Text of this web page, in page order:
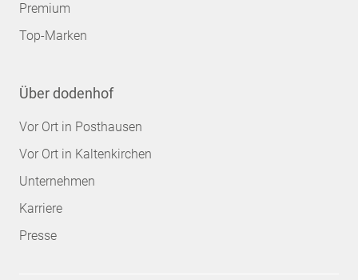
Premium
Top-Marken
Über dodenhof
Vor Ort in Posthausen
Vor Ort in Kaltenkirchen
Unternehmen
Karriere
Presse